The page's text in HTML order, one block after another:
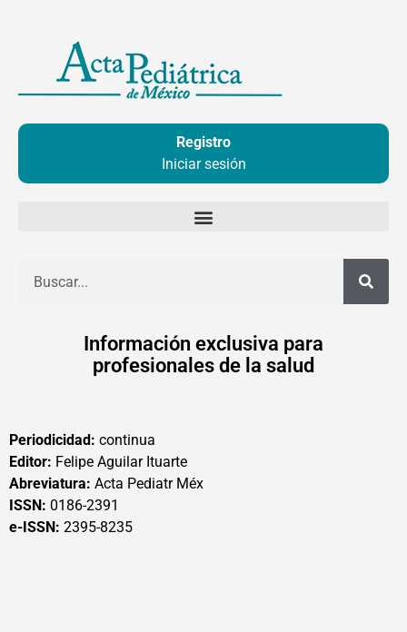
contenido
Registro
Iniciar sesión
Información exclusiva para
profesionales de la salud
Periodicidad: continua
Editor: Felipe Aguilar Ituarte
Abreviatura: Acta Pediatr Méx
ISSN: 0186-2391
e-ISSN: 2395-8235